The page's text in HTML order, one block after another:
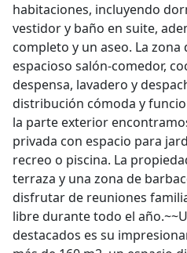
habitaciones, incluyendo
vestidor y baño en suite,
completo y un aseo. La
espacioso salón-comedor,
despensa, lavadero y
distribución cómoda y
la parte exterior
privada con espacio para
recreo o piscina. La
terraza y una zona de
disfrutar de reuniones
libre durante todo el
destacados es su